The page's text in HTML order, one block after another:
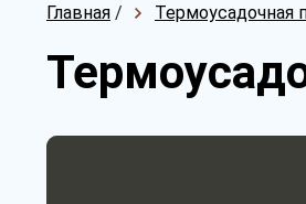
Главная / Термоусадочная